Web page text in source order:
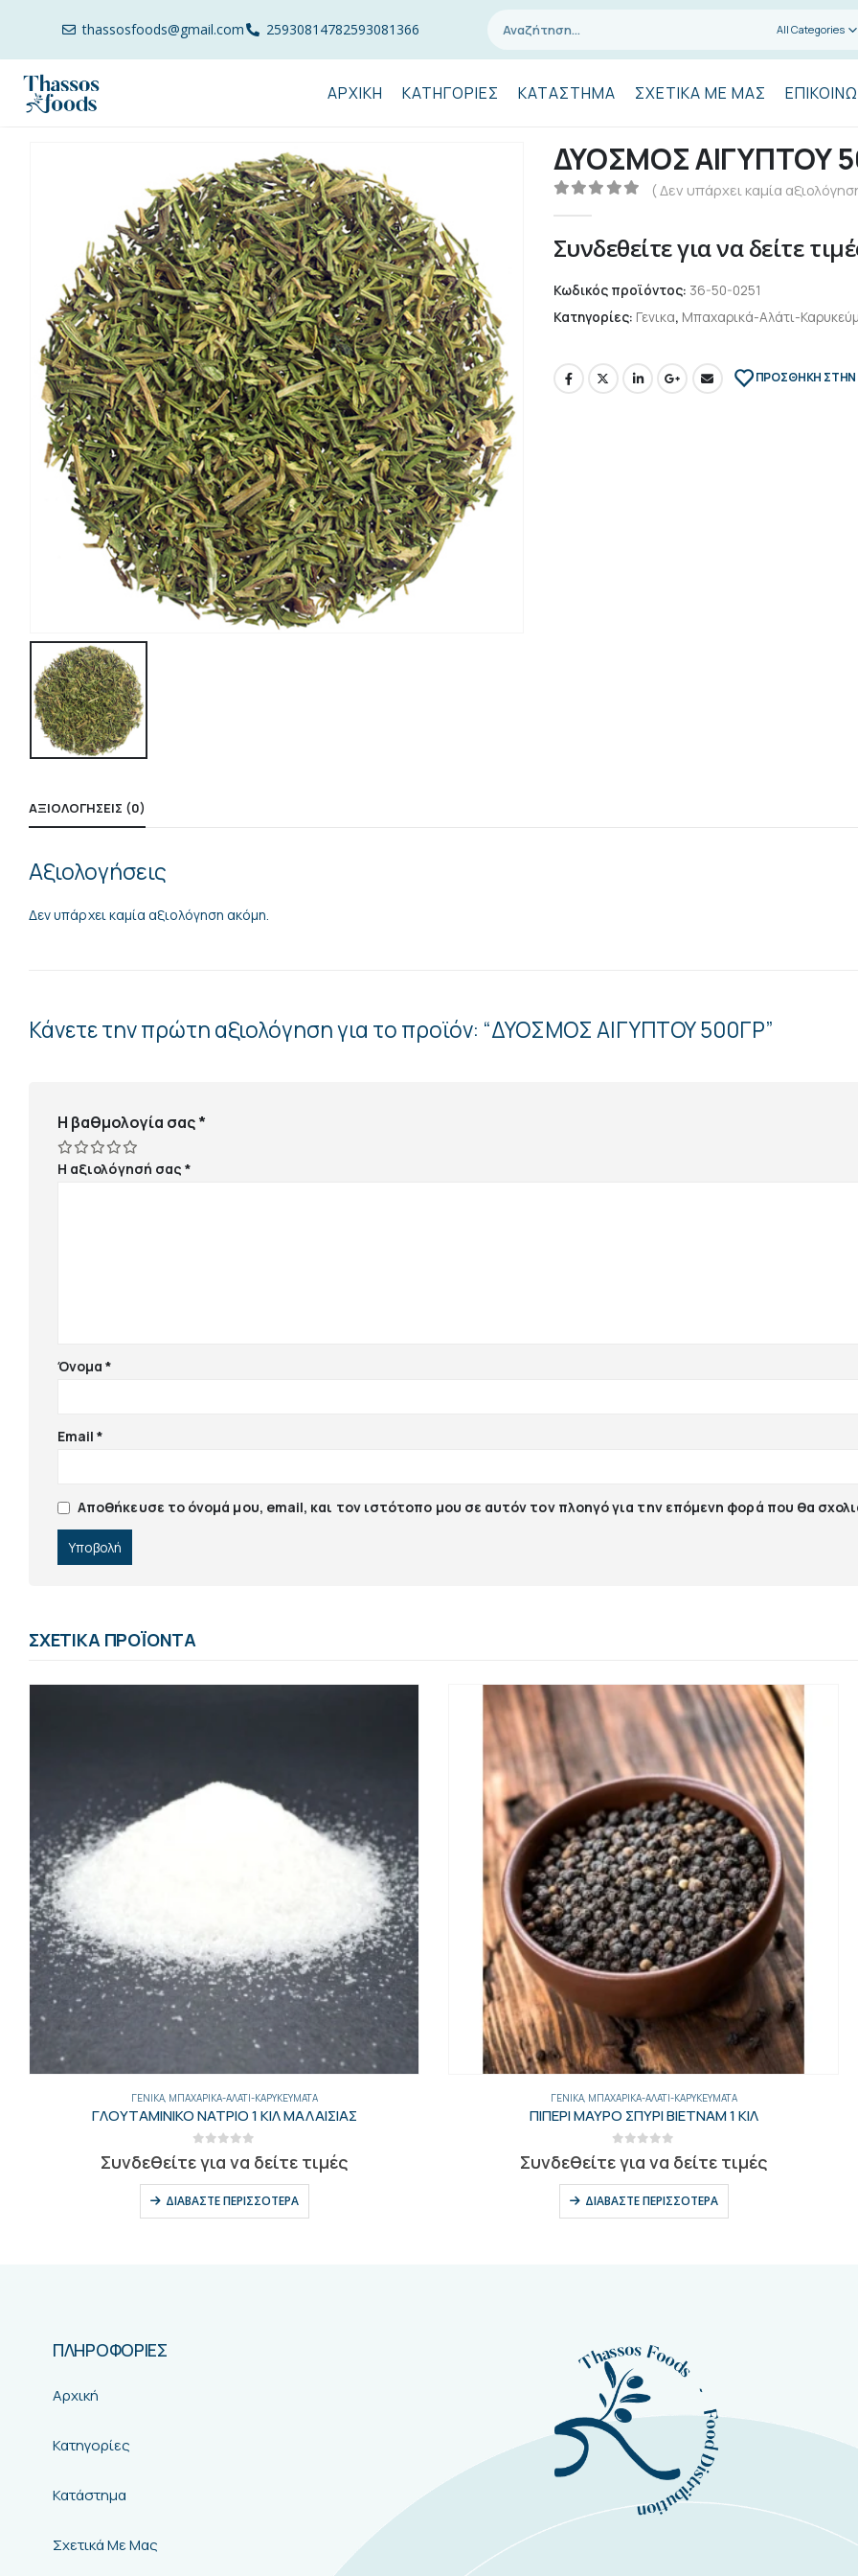
thassosfoods@gmail.com 25930814782593081366 All Categories
ΑΡΧΙΚΉ ΚΑΤΗΓΟΡΊΕΣ ΚΑΤΆΣΤΗΜΑ ΣΧΕΤΙΚΆ ΜΕ ΜΑΣ
ΔΥΟΣΜΟΣ ΑΙΓΥΠΤΟΥ
( Δεν υπάρχει καμία
Συνδεθείτε για να δείτε
Κωδικός προϊόντος: 36-50-0251
Κατηγορίες: Γενικα, Μπαχαρικά-Αλάτι-
ΠΡΌΣΘΉΚΗ ΣΤΗΝ
ΑΞΙΟΛΟΓΉΣΕΙΣ (0)
Αξιολογήσεις
Δεν υπάρχει καμία αξιολόγηση ακόμη.
Κάνετε την πρώτη αξιολόγηση για το προϊόν: “ΔΥΟΣΜΟΣ ΑΙΓΥΠΤΟΥ 500ΓΡ”
Η βαθμολογία σας*
Η αξιολόγησή σας*
Όνομα*
Email*
Αποθήκευσε το όνομά μου, email, και τον ιστότοπο μου σε αυτόν τον πλοηγό για την επόμενη φορά που θα
ΣΧΕΤΙΚΆ ΠΡΟΪΌΝΤΑ
ΓΕΝΙΚΑ, ΜΠΑΧΑΡΙΚΆ-ΑΛΆΤΙ-ΚΑΡΥΚΕΎΜΑΤΑ
ΓΛΟΥΤΑΜΙΝΙΚΟ ΝΑΤΡΙΟ 1 ΚΙΛ ΜΑΛΑΙΣΙΑΣ
Συνδεθείτε για να δείτε τιμές
ΔΙΑΒΆΣΤΕ ΠΕΡΙΣΣΌΤΕΡΑ
ΓΕΝΙΚΑ, ΜΠΑΧΑΡΙΚΆ-ΑΛΆΤΙ-ΚΑΡΥΚΕΎΜΑΤΑ
ΠΙΠΕΡΙ ΜΑΥΡΟ ΣΠΥΡΙ ΒΙΕΤΝΑΜ 1 ΚΙΛ
Συνδεθείτε για να δείτε τιμές
ΔΙΑΒΆΣΤΕ ΠΕΡΙΣΣΌΤΕΡΑ
ΠΛΗΡΟΦΟΡΙΕΣ
Αρχική
Κατηγορίες
Κατάστημα
Σχετικά Με Μας